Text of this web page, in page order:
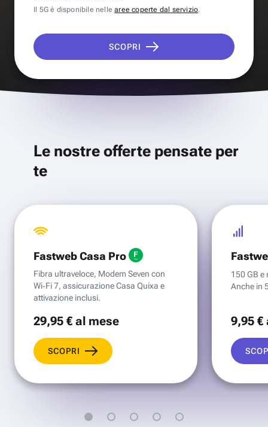
Il 5G è disponibile nellearee coperte dal servizio.
SCOPRI
Le nostre offerte pensate per
te
Fastweb Casa Pro
Fibra ultraveloce, Modem Seven con
Wi‑Fi 7, assicurazione Casa Quixa e
attivazione inclusi.
29,95 €al mese
SCOPRI
150 GB e
Anche in
9,95 €